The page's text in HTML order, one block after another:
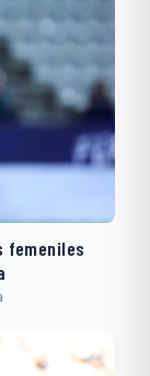
femeniles